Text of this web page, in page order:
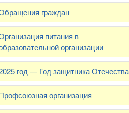
граждан
питания в
организации
год — Год защитника Отечества
организация